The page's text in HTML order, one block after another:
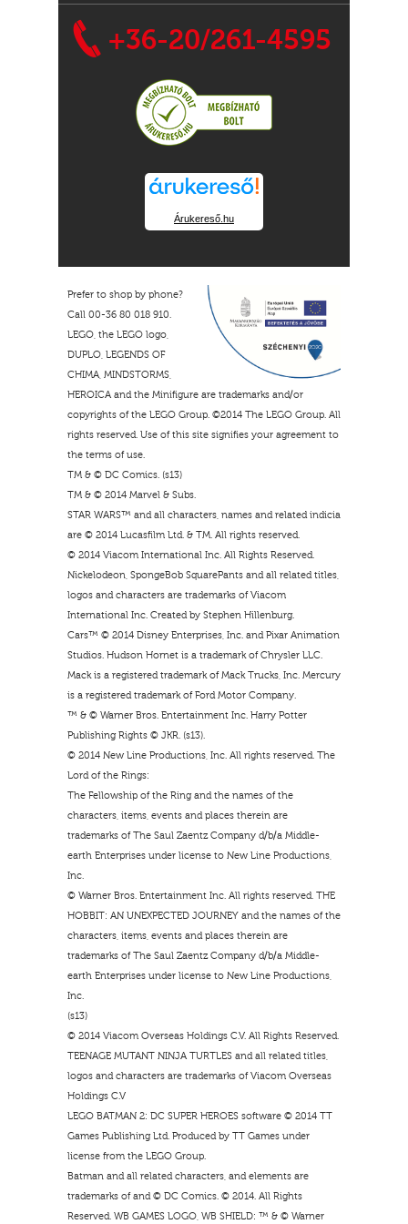
+36-20/261-4595
Árukereső.hu
Prefer to shop by phone?
Call 00-36 80 018 910.
LEGO, the LEGO logo,
DUPLO, LEGENDS OF
CHIMA, MINDSTORMS,
HEROICA and the Minifigure are trademarks and/or
copyrights of the LEGO Group. ©2014 The LEGO Group. All
rights reserved. Use of this site signifies your agreement to
the terms of use.
TM & © DC Comics. (s13)
TM & © 2014 Marvel & Subs.
STAR WARS™ and all characters, names and related indicia
are © 2014 Lucasfilm Ltd. & TM. All rights reserved.
© 2014 Viacom International Inc. All Rights Reserved.
Nickelodeon, SpongeBob SquarePants and all related titles,
logos and characters are trademarks of Viacom
International Inc. Created by Stephen Hillenburg.
Cars™ © 2014 Disney Enterprises, Inc. and Pixar Animation
Studios. Hudson Hornet is a trademark of Chrysler LLC.
Mack is a registered trademark of Mack Trucks, Inc. Mercury
is a registered trademark of Ford Motor Company.
™ & © Warner Bros. Entertainment Inc. Harry Potter
Publishing Rights © JKR. (s13).
© 2014 New Line Productions, Inc. All rights reserved. The
Lord of the Rings:
The Fellowship of the Ring and the names of the
characters, items, events and places therein are
trademarks of The Saul Zaentz Company d/b/a Middle-
earth Enterprises under license to New Line Productions,
Inc.
© Warner Bros. Entertainment Inc. All rights reserved. THE
HOBBIT: AN UNEXPECTED JOURNEY and the names of the
characters, items, events and places therein are
trademarks of The Saul Zaentz Company d/b/a Middle-
earth Enterprises under license to New Line Productions,
Inc.
(s13)
© 2014 Viacom Overseas Holdings C.V. All Rights Reserved.
TEENAGE MUTANT NINJA TURTLES and all related titles,
logos and characters are trademarks of Viacom Overseas
Holdings C.V
LEGO BATMAN 2: DC SUPER HEROES software © 2014 TT
Games Publishing Ltd. Produced by TT Games under
license from the LEGO Group.
Batman and all related characters, and elements are
trademarks of and © DC Comics. © 2014. All Rights
Reserved. WB GAMES LOGO, WB SHIELD: ™ & © Warner